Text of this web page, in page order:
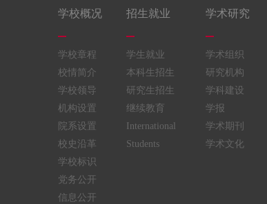
学校概况
学校章程
校情简介
学校领导
机构设置
院系设置
校史沿革
学校标识
党务公开
信息公开
招生就业
学生就业
本科生招生
研究生招生
继续教育
International
Students
学术研究
学术组织
研究机构
学科建设
学报
学术期刊
学术文化